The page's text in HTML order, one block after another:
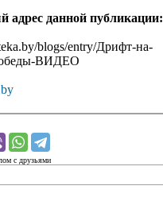
адрес данной публикации:
blogs/entry/Дрифт-на-
ВИДЕО
с друзьями